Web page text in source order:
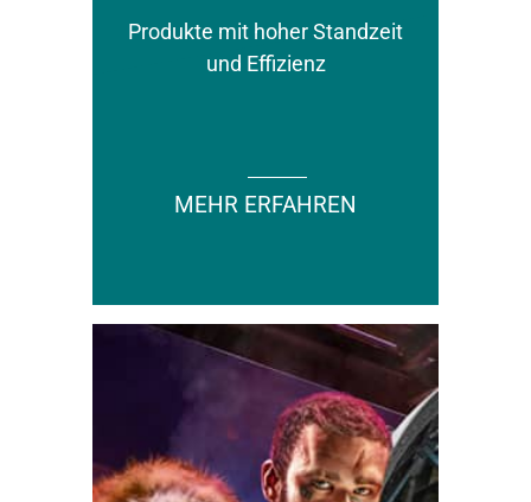
Produkte mit hoher Standzeit
und Effizienz
MEHR ERFAHREN